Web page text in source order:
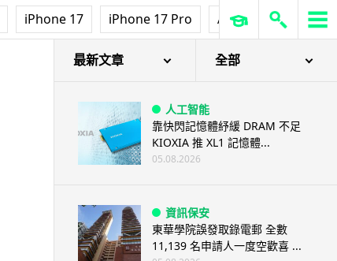
iPhone 17 iPhone 17 Pro AirPods Pro 3
最新文章 全部
人工智能
靠快閃記憶體紓緩 DRAM 不足
KIOXIA 推 XL1 記憶體...
05.08.2026
資訊保安
東華學院誤發取錄電郵 全數
11,139 名申請人一度空歡喜 ...